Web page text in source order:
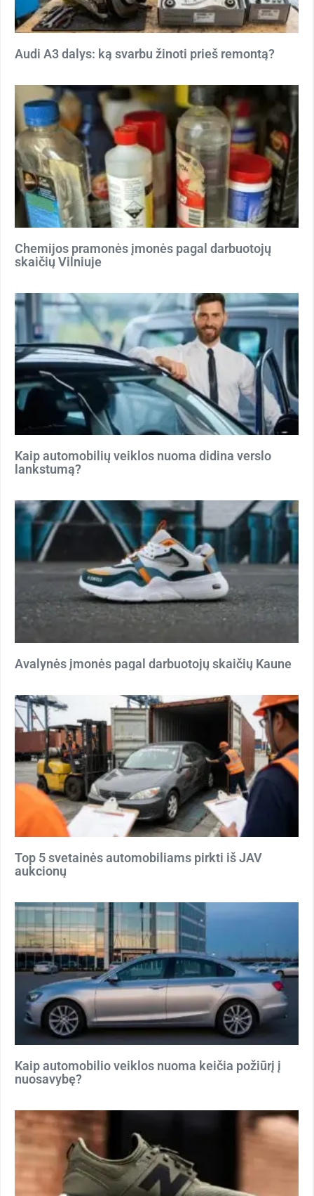
Audi A3 dalys: ką svarbu žinoti prieš remontą?
Chemijos pramonės įmonės pagal darbuotojų
skaičių Vilniuje
Kaip automobilių veiklos nuoma didina verslo
lankstumą?
Avalynės įmonės pagal darbuotojų skaičių Kaune
Top 5 svetainės automobiliams pirkti iš JAV
aukcionų
Kaip automobilio veiklos nuoma keičia požiūrį į
nuosavybę?